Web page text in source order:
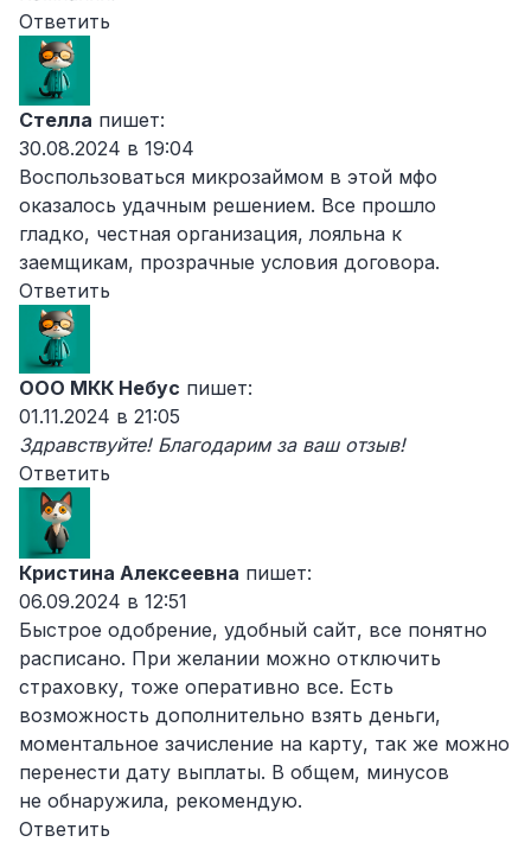
Ответить
Стелла пишет:
30.08.2024 в 19:04
Воспользоваться микрозаймом в этой мфо
оказалось удачным решением. Все прошло
гладко, честная организация, лояльна к
заемщикам, прозрачные условия договора.
Ответить
ООО МКК Небус пишет:
01.11.2024 в 21:05
Здравствуйте! Благодарим за ваш отзыв!
Ответить
Кристина Алексеевна пишет:
06.09.2024 в 12:51
Быстрое одобрение, удобный сайт, все понятно
расписано. При желании можно отключить
страховку, тоже оперативно все. Есть
возможность дополнительно взять деньги,
моментальное зачисление на карту, так же можно
перенести дату выплаты. В общем, минусов
не обнаружила, рекомендую.
Ответить